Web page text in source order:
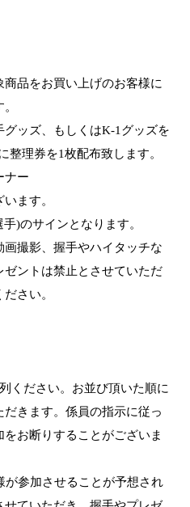
品をお買い上げのお客様に
グッズ、もしくはK-1グッズを
整理券を1枚配布致します。
ナー
ます。
)のサインとなります。
撮影、握手やハイタッチな
ントは禁止とさせていただ
さい。
ください。お並び頂いた順に
きます。係員の指示に従っ
お断りすることがございま
が参加させることが予想され